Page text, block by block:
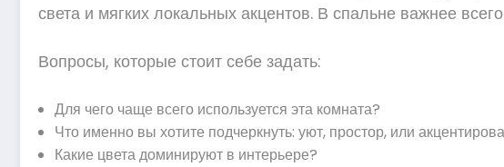
света и мягких локальных акцентов. В спальне важнее
Вопросы, которые стоит себе задать:
Для чего чаще всего используется эта комната?
Что именно вы хотите подчеркнуть: уют, простор, или
Какие цвета доминируют в интерьере?